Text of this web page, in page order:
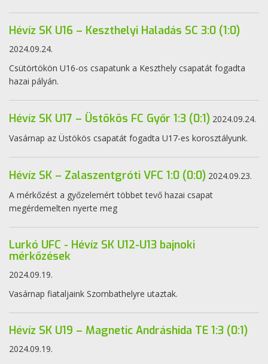
Hévíz SK U16 – Keszthelyi Haladás SC 3:0 (1:0)
2024.09.24.
Csütörtökön U16-os csapatunk a Keszthely csapatát fogadta
hazai pályán.
Hévíz SK U17 – Üstökös FC Győr 1:3 (0:1) 2024.09.24.
Vasárnap az Üstökös csapatát fogadta U17-es korosztályunk.
Hévíz SK – Zalaszentgróti VFC 1:0 (0:0) 2024.09.23.
A mérkőzést a győzelemért többet tevő hazai csapat
megérdemelten nyerte meg
Lurkó UFC - Hévíz SK U12-U13 bajnoki
mérkőzések
2024.09.19.
Vasárnap fiataljaink Szombathelyre utaztak.
Hévíz SK U19 – Magnetic Andráshida TE 1:3 (0:1)
2024.09.19.